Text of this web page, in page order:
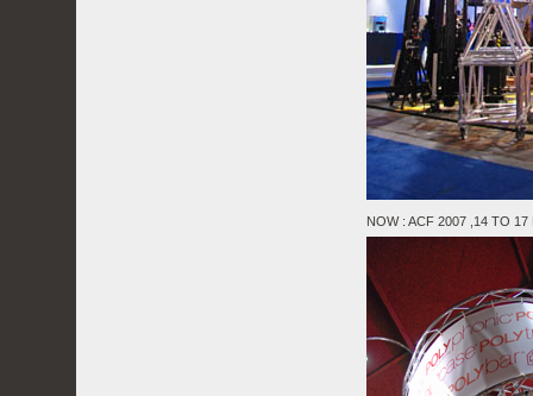
NOW : ACF 2007 ,14 TO